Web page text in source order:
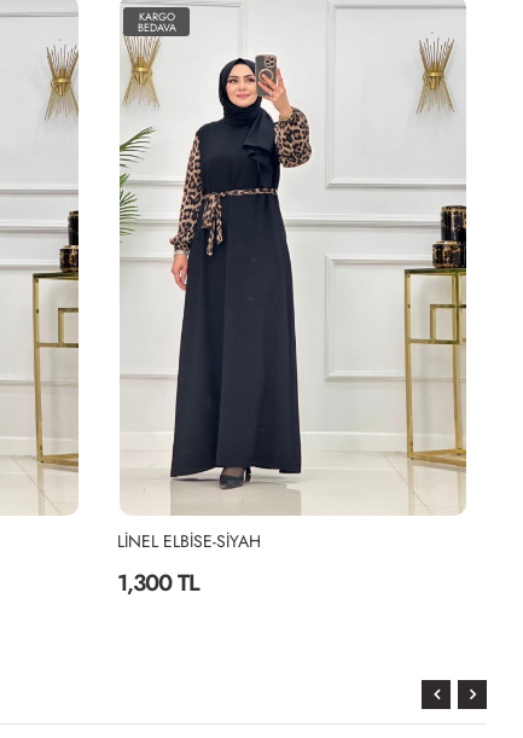
DURU ELBİSE -LACİVERT